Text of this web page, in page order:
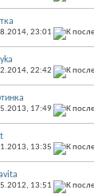
23:01
22:42
17:49
13:35
13:51